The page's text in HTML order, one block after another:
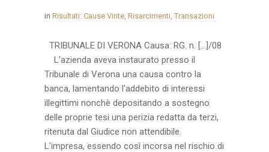
in Risultati: Cause Vinte, Risarcimenti, Transazioni
TRIBUNALE DI VERONA Causa: RG. n. […]/08
L’azienda aveva instaurato presso il
Tribunale di Verona una causa contro la
banca, lamentando l'addebito di interessi
illegittimi nonchè depositando a sostegno
delle proprie tesi una perizia redatta da terzi,
ritenuta dal Giudice non attendibile.
L’impresa, essendo così incorsa nel rischio di